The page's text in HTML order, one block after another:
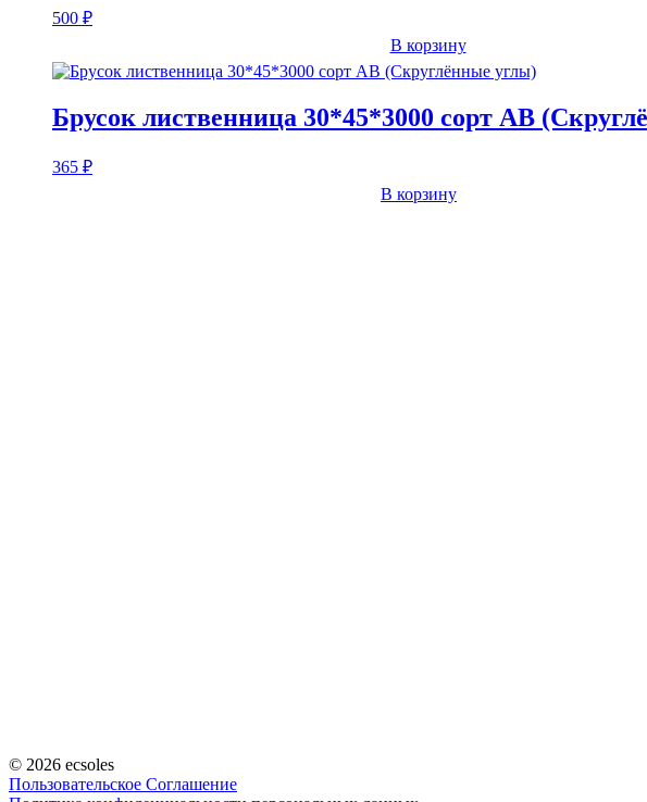
500 ₽
В корзину
Брусок лиственница 30*45*3000 сорт AB
365 ₽
В корзину
© 2026 ecsoles
Пользовательское Соглашение